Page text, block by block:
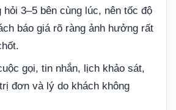
hỏi 3–5 bên cùng lúc, nên tốc độ
báo giá rõ ràng ảnh hưởng rất
gọi, tin nhắn, lịch khảo sát,
đơn và lý do khách không